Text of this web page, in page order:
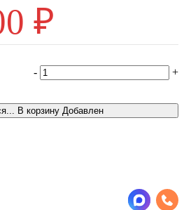
₽
- +
В корзину Добавлен